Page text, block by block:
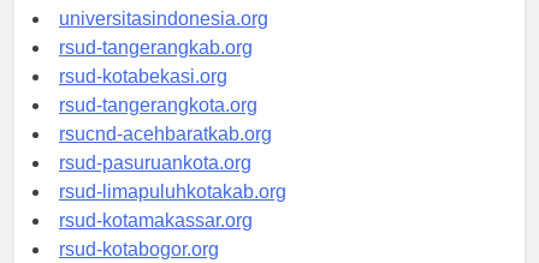
universitassamarinda.id
universitasindonesia.org
rsud-tangerangkab.org
rsud-kotabekasi.org
rsud-tangerangkota.org
rsucnd-acehbaratkab.org
rsud-pasuruankota.org
rsud-limapuluhkotakab.org
rsud-kotamakassar.org